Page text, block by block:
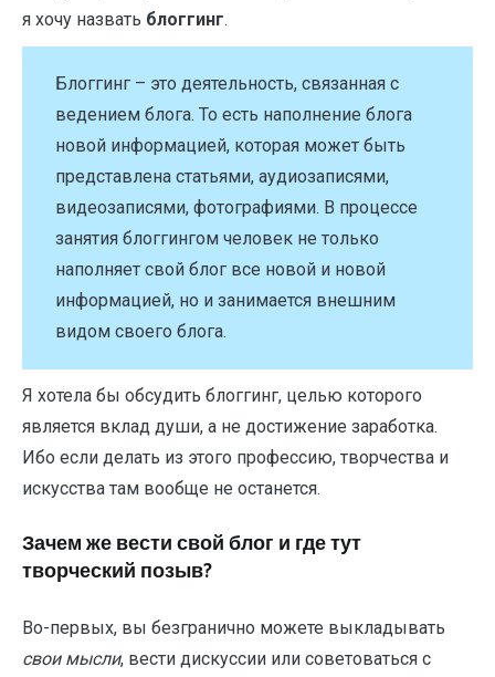
я хочу назвать блоггинг.
Блоггинг – это деятельность, связанная с
ведением блога. То есть наполнение блога
новой информацией, которая может быть
представлена статьями, аудиозаписями,
видеозаписями, фотографиями. В процессе
занятия блоггингом человек не только
наполняет свой блог все новой и новой
информацией, но и занимается внешним
видом своего блога.
Я хотела бы обсудить блоггинг, целью которого
является вклад души, а не достижение заработка.
Ибо если делать из этого профессию, творчества и
искусства там вообще не останется.
Зачем же вести свой блог и где тут
творческий позыв?
Во-первых, вы безгранично можете выкладывать
свои мысли, вести дискуссии или советоваться с